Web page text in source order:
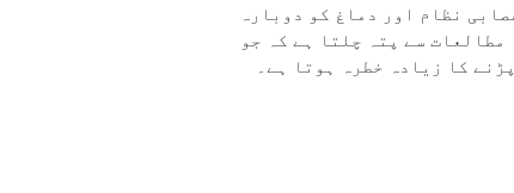
نظام اور دماغ کو دوبارہ
سے پتہ چلتا ہے کہ جو
کا زیادہ خطرہ ہوتا ہے۔